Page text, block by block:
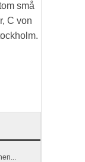
små
C von